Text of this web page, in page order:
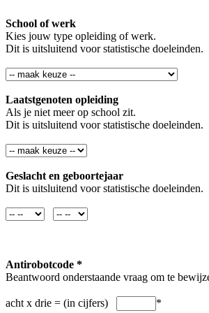
School of werk
Kies jouw type opleiding of werk.
Dit is uitsluitend voor statistische doeleinden.
Laatstgenoten opleiding
Als je niet meer op school zit.
Dit is uitsluitend voor statistische doeleinden.
Geslacht en geboortejaar
Dit is uitsluitend voor statistische doeleinden.
Antirobotcode *
Beantwoord onderstaande vraag om te
acht x drie = (in cijfers) *